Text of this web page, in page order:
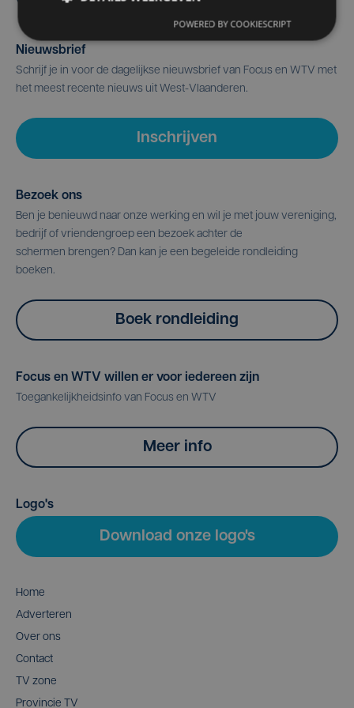
Nieuwsbrief
Schrijf je in voor de dagelijkse nieuwsbrief van Focus en WTV met
het meest recente nieuws uit West-Vlaanderen.
Inschrijven
Bezoek ons
Ben je benieuwd naar onze werking en wil je met jouw vereniging,
bedrijf of vriendengroep een bezoek achter de
schermen brengen? Dan kan je een begeleide rondleiding
boeken.
Boek rondleiding
Focus en WTV willen er voor iedereen zijn
Toegankelijkheidsinfo van Focus en WTV
Meer info
Logo's
Download onze logo's
Home
Adverteren
Over ons
Contact
TV zone
Provincie TV
POWERED BY COOKIESCRIPT